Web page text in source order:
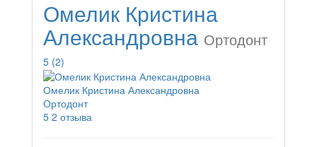
Омелик Кристина
Александровна Ортодонт
5 (2)
Омелик Кристина Александровна
Ортодонт
5 2 отзыва